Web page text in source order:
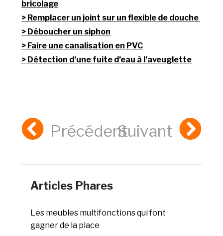
bricolage
Remplacer un joint sur un flexible de douche
Déboucher un siphon
Faire une canalisation en PVC
Détection d’une fuite d’eau à l’aveuglette
PrécédentSuivant
Articles Phares
Les meubles multifonctions qui font
gagner de la place